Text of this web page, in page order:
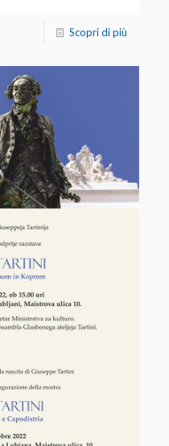
Scopri di più